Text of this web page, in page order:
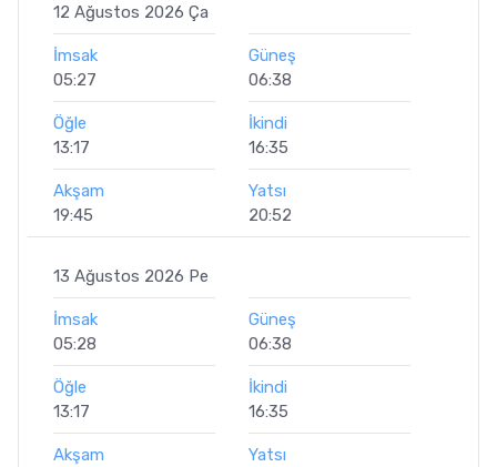
12 Ağustos 2026 Ça
İmsak
05:27
Güneş
06:38
Öğle
13:17
İkindi
16:35
Akşam
19:45
Yatsı
20:52
13 Ağustos 2026 Pe
İmsak
05:28
Güneş
06:38
Öğle
13:17
İkindi
16:35
Akşam
Yatsı